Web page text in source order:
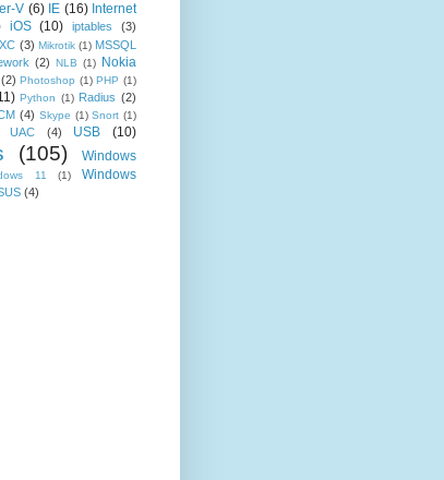
V (6) IE (16) Internet
iOS (10) iptables (3)
LXC (3) Mikrotik (1) MSSQL
(2) NLB (1)
Nokia
(2) Photoshop (1) PHP (1)
Python (1) Radius (2)
(4) Skype (1) Snort (1)
UAC (4) USB (10)
(105)
Windows
11 (1)
Windows
(4)